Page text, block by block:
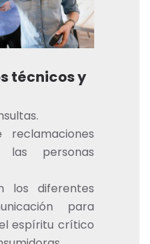
técnicos y
reclamaciones
personas
los diferentes
para
espíritu crítico